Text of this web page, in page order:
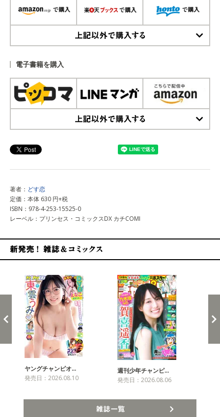
電子書籍を購入
著者： どす恋
定価：本体 630 円+税
ISBN：978-4-253-15525-0
レーベル：プリンセス・コミックスDX カチCOMI
ヤングチャンピオ…
発売日：2026.08.10
週刊少年チャンピ…
発売日：2026.08.06